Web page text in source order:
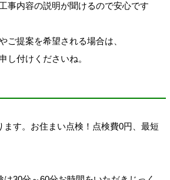
事内容の説明が聞けるので安心です
ご提案を希望される場合は、
し付けくださいね。